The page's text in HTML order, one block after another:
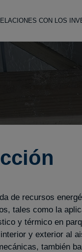
CON LOS
de recursos
tales como la
y térmico en
y exterior al
también